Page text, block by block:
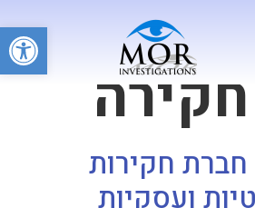
חקירה
חקירות
ועסקיות